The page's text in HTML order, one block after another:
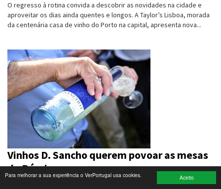
Aceito
Para melhorar a sua experiência o VerPortugal usa cookies.
Desporto
Electrónica e Informática
Saúde
Banca e Seguros
Moda e Design
Ciência e Investigação
Multimédia
Sugestões
O regresso à rotina convida a descobrir as novidades na cidade e
aproveitar os dias ainda quentes e longos. A Taylor’s Lisboa, morada
da centenária casa de vinho do Porto na capital, apresenta nova...
Vinhos D. Sancho querem povoar as mesas
da Rússia
A Frutivinhos vai fazer embarcar, na próxima semana, rumo à antiga